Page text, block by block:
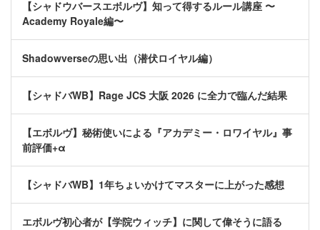
【シャドウバースエボルヴ】知って得するルール講座 〜
Academy Royale編〜
Shadowverseの思い出（潜伏ロイヤル編）
【シャドバWB】Rage JCS 大阪 2026 に全力で臨んだ結果
【エボルヴ】秘術使いによる『アカデミー・ロワイヤル』事
前評価+α
【シャドバWB】1年ちょいかけてマスターに上がった感想
エボルヴ初心者が【学院ウィッチ】に関して偉そうに語る